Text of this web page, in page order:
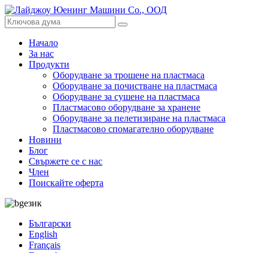
Начало
За нас
Продукти
Оборудване за трошене на пластмаса
Оборудване за почистване на пластмаса
Оборудване за сушене на пластмаса
Пластмасово оборудване за хранене
Оборудване за пелетизиране на пластмаса
Пластмасово спомагателно оборудване
Новини
Блог
Свържете се с нас
Член
Поискайте оферта
език
Български
English
Français